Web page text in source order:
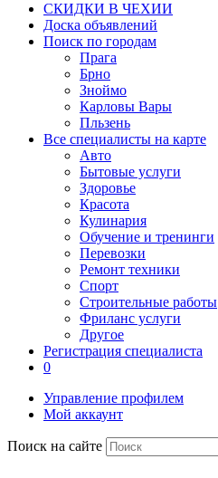
СКИДКИ В ЧЕХИИ
Доска объявлений
Поиск по городам
Прага
Брно
Зноймо
Карловы Вары
Пльзень
Все специалисты на карте
Авто
Бытовые услуги
Здоровье
Красота
Кулинария
Обучение и тренинги
Перевозки
Ремонт техники
Спорт
Строительные работы
Фриланс услуги
Другое
Регистрация специалиста
0
Управление профилем
Мой аккаунт
Поиск на сайте